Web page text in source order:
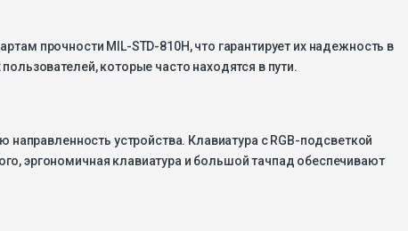
прочности MIL-STD-810H, что гарантирует их надежность в
которые часто находятся в пути.
устройства. Клавиатура с RGB-подсветкой
эргономичная клавиатура и большой тачпад обеспечивают